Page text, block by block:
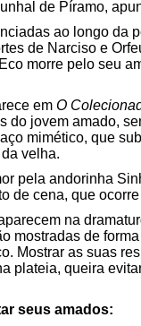
de Píramo,
ao longo da
de Narciso e
morre pelo seu
em O
do jovem amado,
mimético, que
velha.
pela andorinha
de cena, que
na
mostradas de
Mostrar as suas
plateia, queira
seus amados: